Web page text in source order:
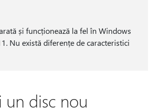
și funcționează la fel în Windows
Nu există diferențe de caracteristici
un disc nou